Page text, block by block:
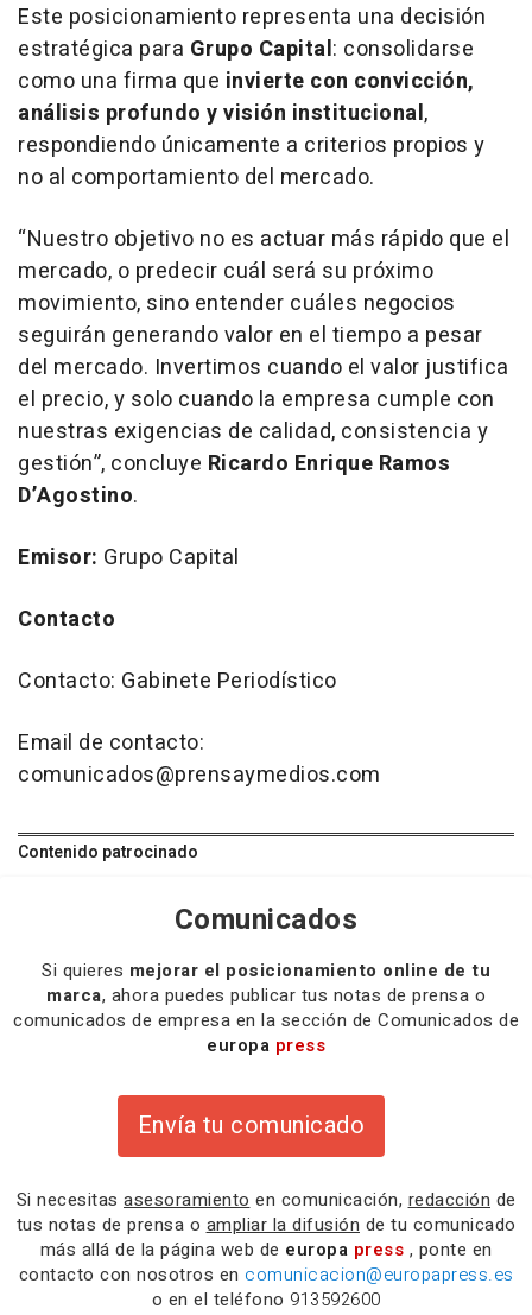
Este posicionamiento representa una decisión
estratégica para Grupo Capital: consolidarse
como una firma que invierte con convicción,
análisis profundo y visión institucional,
respondiendo únicamente a criterios propios y
no al comportamiento del mercado.
“Nuestro objetivo no es actuar más rápido que el
mercado, o predecir cuál será su próximo
movimiento, sino entender cuáles negocios
seguirán generando valor en el tiempo a pesar
del mercado. Invertimos cuando el valor justifica
el precio, y solo cuando la empresa cumple con
nuestras exigencias de calidad, consistencia y
gestión”, concluye Ricardo Enrique Ramos
D’Agostino.
Emisor: Grupo Capital
Contacto
Contacto: Gabinete Periodístico
Email de contacto:
comunicados@prensaymedios.com
Contenido patrocinado
Comunicados
Si quieres mejorar el posicionamiento online de tu
marca, ahora puedes publicar tus notas de prensa o
comunicados de empresa en la sección de Comunicados de
europa press
Envía tu comunicado
Si necesitas asesoramiento en comunicación, redacción de
tus notas de prensa o ampliar la difusión de tu comunicado
más allá de la página web de europa press , ponte en
contacto con nosotros en comunicacion@europapress.es
o en el teléfono 913592600